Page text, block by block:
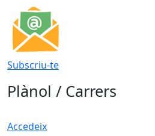
Subscriu-te
Plànol / Carrers
Accedeix